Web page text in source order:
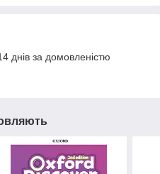
днів за домовленістю